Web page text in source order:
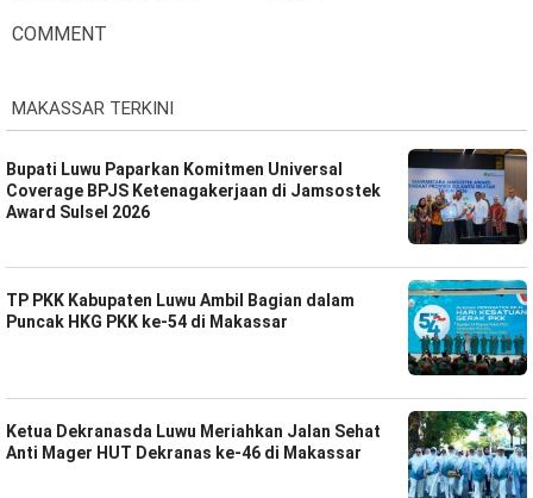
COMMENT
MAKASSAR TERKINI
Bupati Luwu Paparkan Komitmen Universal
Coverage BPJS Ketenagakerjaan di Jamsostek
Award Sulsel 2026
TP PKK Kabupaten Luwu Ambil Bagian dalam
Puncak HKG PKK ke-54 di Makassar
Ketua Dekranasda Luwu Meriahkan Jalan Sehat
Anti Mager HUT Dekranas ke-46 di Makassar